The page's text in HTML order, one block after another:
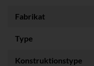
Fabrikat
Type
Konstruktionstype